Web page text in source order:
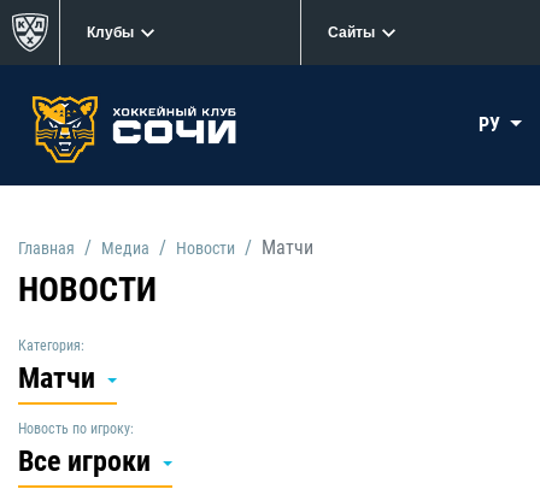
Клубы Сайты
РУ
Главная Медиа Новости Матчи
НОВОСТИ
Категория:
Матчи
Новость по игроку:
Все игроки